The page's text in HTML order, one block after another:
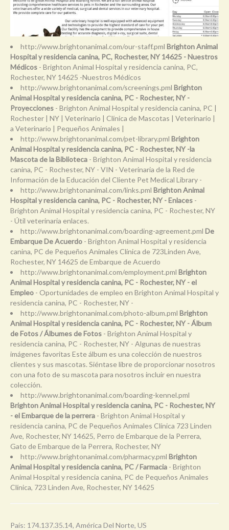
http://www.brightonanimal.com/our-staff.pml Brighton Animal
Hospital y residencia canina, PC, Rochester, NY 14625 - Nuestros
Médicos - Brighton Animal Hospital y residencia canina, PC,
Rochester, NY 14625 -Nuestros Médicos
http://www.brightonanimal.com/screenings.pml Brighton
Animal Hospital y residencia canina, PC - Rochester, NY -
Proyecciones - Brighton Animal Hospital y residencia canina, PC |
Rochester | NY | Veterinario | Clínica de Mascotas | Veterinario |
a Veterinario | Pequeños Animales |
http://www.brightonanimal.com/pet-library.pml Brighton
Animal Hospital y residencia canina, PC - Rochester, NY -la
Mascota de la Biblioteca - Brighton Animal Hospital y residencia
canina, PC - Rochester, NY - VIN - Veterinaria de la Red de
Información de la Educación del Cliente Pet Medical Library -
http://www.brightonanimal.com/links.pml Brighton Animal
Hospital y residencia canina, PC - Rochester, NY - Enlaces -
Brighton Animal Hospital y residencia canina, PC - Rochester, NY
- Útil veterinaria enlaces.
http://www.brightonanimal.com/boarding-agreement.pml De
Embarque De Acuerdo - Brighton Animal Hospital y residencia
canina, PC de Pequeños Animales Clínica de 723Linden Ave,
Rochester, NY 14625 de Embarque de Acuerdo
http://www.brightonanimal.com/employment.pml Brighton
Animal Hospital y residencia canina, PC - Rochester, NY - el
Empleo - Oportunidades de empleo en Brighton Animal Hospital y
residencia canina, PC - Rochester, NY -
http://www.brightonanimal.com/photo-album.pml Brighton
Animal Hospital y residencia canina, PC - Rochester, NY - Álbum
de Fotos / Álbumes de Fotos - Brighton Animal Hospital y
residencia canina, PC - Rochester, NY - Algunas de nuestras
imágenes favoritas Este álbum es una colección de nuestros
clientes y sus mascotas. Siéntase libre de proporcionar nosotros
con una foto de su mascota para nosotros incluir en nuestra
colección.
http://www.brightonanimal.com/boarding-kennel.pml
Brighton Animal Hospital y residencia canina, PC - Rochester, NY
- el Embarque de la perrera - Brighton Animal Hospital y
residencia canina, PC de Pequeños Animales Clínica 723 Linden
Ave, Rochester, NY 14625, Perro de Embarque de la Perrera,
Gato de Embarque de la Perrera, Rochester, NY
http://www.brightonanimal.com/pharmacy.pml Brighton
Animal Hospital y residencia canina, PC / Farmacia - Brighton
Animal Hospital y residencia canina, PC de Pequeños Animales
Clínica, 723 Linden Ave, Rochester, NY 14625
País: 174.137.35.14, América Del Norte, US